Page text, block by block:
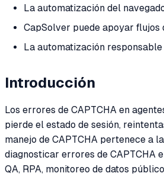
La automatización del
CapSolver puede apoyar flujos
La automatización
Introducción
Los errores de CAPTCHA en
pierde el estado de sesión,
manejo de CAPTCHA pertenece a
diagnosticar errores de CAPTCHA
QA, RPA, monitoreo de datos